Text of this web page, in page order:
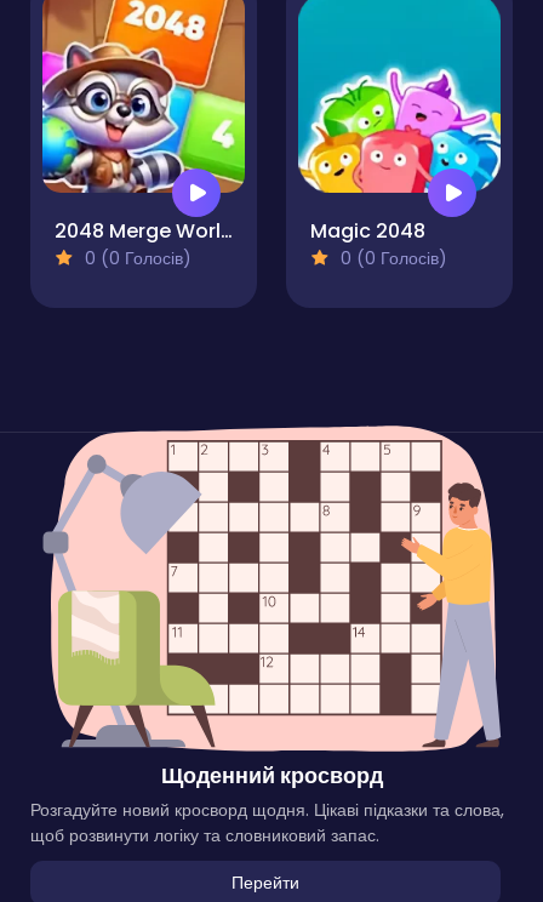
2048 Merge World
0 (0 Голосів)
Magic 2048
0 (0 Голосів)
Щоденний кросворд
Розгадуйте новий кросворд щодня. Цікаві підказки та слова,
щоб розвинути логіку та словниковий запас.
Перейти